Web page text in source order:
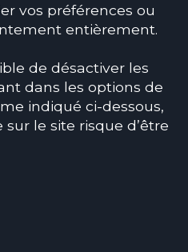
vos préférences ou
entièrement.
de désactiver les
dans les options de
indiqué ci-dessous,
le site risque d’être